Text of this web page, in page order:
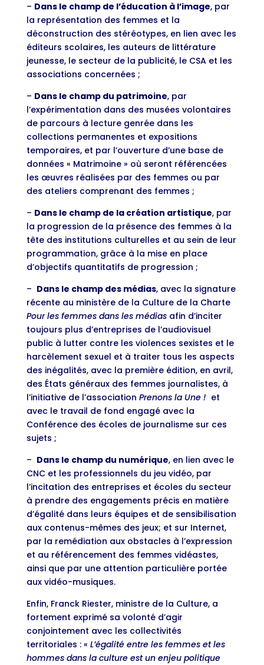
– Dans le champ de l’éducation à l’image, par
la représentation des femmes et la
déconstruction des stéréotypes, en lien avec les
éditeurs scolaires, les auteurs de littérature
jeunesse, le secteur de la publicité, le CSA et les
associations concernées ;
– Dans le champ du patrimoine, par
l’expérimentation dans des musées volontaires
de parcours à lecture genrée dans les
collections permanentes et expositions
temporaires, et par l’ouverture d’une base de
données « Matrimoine » où seront référencées
les œuvres réalisées par des femmes ou par
des ateliers comprenant des femmes ;
– Dans le champ de la création artistique, par
la progression de la présence des femmes à la
tête des institutions culturelles et au sein de leur
programmation, grâce à la mise en place
d’objectifs quantitatifs de progression ;
– Dans le champ des médias, avec la signature
récente au ministère de la Culture de la Charte
Pour les femmes dans les médiasafin d’inciter
toujours plus d’entreprises de l’audiovisuel
public à lutter contre les violences sexistes et le
harcèlement sexuel et à traiter tous les aspects
des inégalités, avec la première édition, en avril,
des États généraux des femmes journalistes, à
l’initiative de l’association Prenons la Une ! et
avec le travail de fond engagé avec la
Conférence des écoles de journalisme sur ces
sujets ;
– Dans le champ du numérique, en lien avec le
CNC et les professionnels du jeu vidéo, par
l’incitation des entreprises et écoles du secteur
à prendre des engagements précis en matière
d’égalité dans leurs équipes et de sensibilisation
aux contenus-mêmes des jeux; et sur Internet,
par la remédiation aux obstacles à l’expression
et au référencement des femmes vidéastes,
ainsi que par une attention particulière portée
aux vidéo-musiques.
Enfin, Franck Riester, ministre de la Culture, a
fortement exprimé sa volonté d’agir
conjointement avec les collectivités
territoriales : « L’égalité entre les femmes et les
hommes dans la culture est un enjeu politique